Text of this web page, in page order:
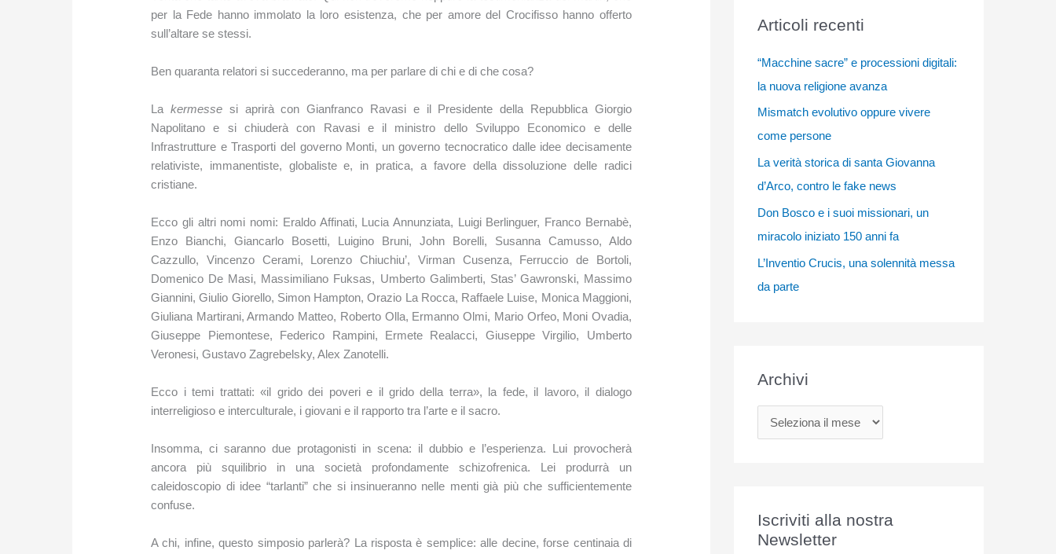
per la Fede hanno immolato la loro esistenza, che per amore del Crocifisso hanno offerto
sull’altare se stessi.
Ben quaranta relatori si succederanno, ma per parlare di chi e di che cosa?
La kermessesi aprirà con Gianfranco Ravasi e il Presidente della Repubblica Giorgio
Napolitano e si chiuderà con Ravasi e il ministro dello Sviluppo Economico e delle
Infrastrutture e Trasporti del governo Monti, un governo tecnocratico dalle idee decisamente
relativiste, immanentiste, globaliste e, in pratica, a favore della dissoluzione delle radici
cristiane.
Ecco gli altri nomi nomi: Eraldo Affinati, Lucia Annunziata, Luigi Berlinguer, Franco Bernabè,
Enzo Bianchi, Giancarlo Bosetti, Luigino Bruni, John Borelli, Susanna Camusso, Aldo
Cazzullo, Vincenzo Cerami, Lorenzo Chiuchiu’, Virman Cusenza, Ferruccio de Bortoli,
Domenico De Masi, Massimiliano Fuksas, Umberto Galimberti, Stas’ Gawronski, Massimo
Giannini, Giulio Giorello, Simon Hampton, Orazio La Rocca, Raffaele Luise, Monica Maggioni,
Giuliana Martirani, Armando Matteo, Roberto Olla, Ermanno Olmi, Mario Orfeo, Moni Ovadia,
Giuseppe Piemontese, Federico Rampini, Ermete Realacci, Giuseppe Virgilio, Umberto
Veronesi, Gustavo Zagrebelsky, Alex Zanotelli.
Ecco i temi trattati: «il grido dei poveri e il grido della terra», la fede, il lavoro, il dialogo
interreligioso e interculturale, i giovani e il rapporto tra l’arte e il sacro.
Insomma, ci saranno due protagonisti in scena: il dubbio e l’esperienza. Lui provocherà
ancora più squilibrio in una società profondamente schizofrenica. Lei produrrà un
caleidoscopio di idee “tarlanti” che si insinueranno nelle menti già più che sufficientemente
confuse.
A chi, infine, questo simposio parlerà? La risposta è semplice: alle decine, forse centinaia di
Articoli recenti
“Macchine sacre” e processioni digitali:
la nuova religione avanza
Mismatch evolutivo oppure vivere
come persone
La verità storica di santa Giovanna
d’Arco, contro le fake news
Don Bosco e i suoi missionari, un
miracolo iniziato 150 anni fa
L’Inventio Crucis, una solennità messa
da parte
Archivi
r
v
Iscriviti alla nostra
Newsletter